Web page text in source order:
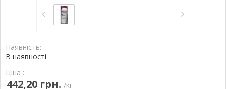
Наявність:
В наявності
Ціна :
442,20 грн. /кг